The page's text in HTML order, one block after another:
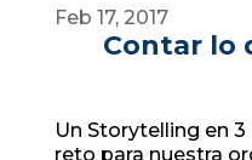
Feb 17, 2017
Contar lo
Un Storytelling en
reto para nuestra